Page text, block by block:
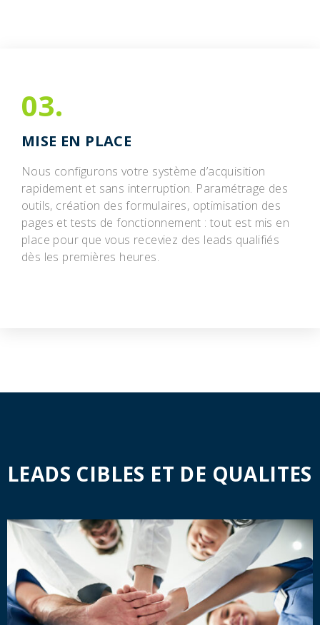
03.
MISE EN PLACE
Nous configurons votre système d’acquisition
rapidement et sans interruption. Paramétrage des
outils, création des formulaires, optimisation des
pages et tests de fonctionnement : tout est mis en
place pour que vous receviez des leads qualifiés
dès les premières heures.
LEADS CIBLES ET DE QUALITES